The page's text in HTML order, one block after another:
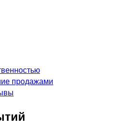
продажами